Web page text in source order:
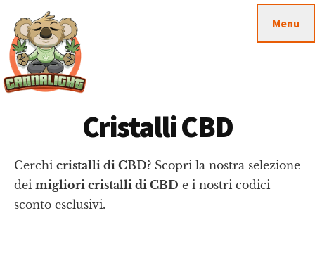
contenuto
principale
alla
barra
laterale
primaria
footer
Cannalight.it
Menu
Cristalli CBD
Cerchi cristalli di CBD? Scopri la nostra selezione
dei migliori cristalli di CBD e i nostri codici
sconto esclusivi.